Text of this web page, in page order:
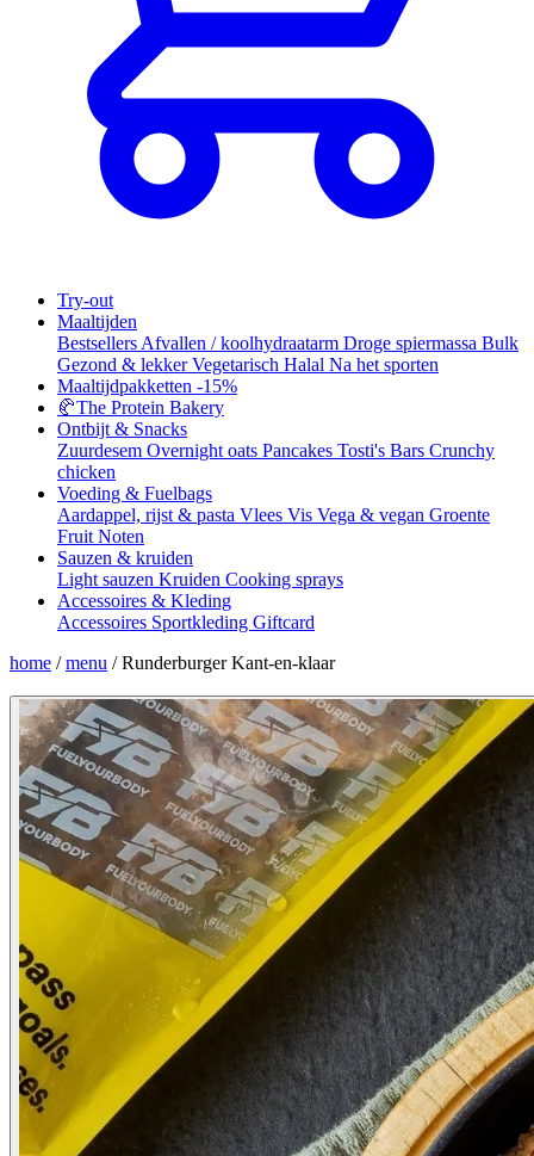
Try-out
Maaltijden
Bestsellers Afvallen / koolhydraatarm Droge spiermassa Bulk
Gezond & lekkerVegetarisch Halal Na het sporten
Maaltijdpakketten -15%
🥐The Protein Bakery
Ontbijt & Snacks
Zuurdesem Overnight oats Pancakes Tosti's Bars Crunchy
chicken
Voeding & Fuelbags
Aardappel, rijst & pasta Vlees Vis Vega & vegan Groente
Fruit Noten
Sauzen & kruiden
Light sauzen Kruiden Cooking sprays
Accessoires & Kleding
Accessoires Sportkleding Giftcard
home / menu / Runderburger Kant-en-klaar